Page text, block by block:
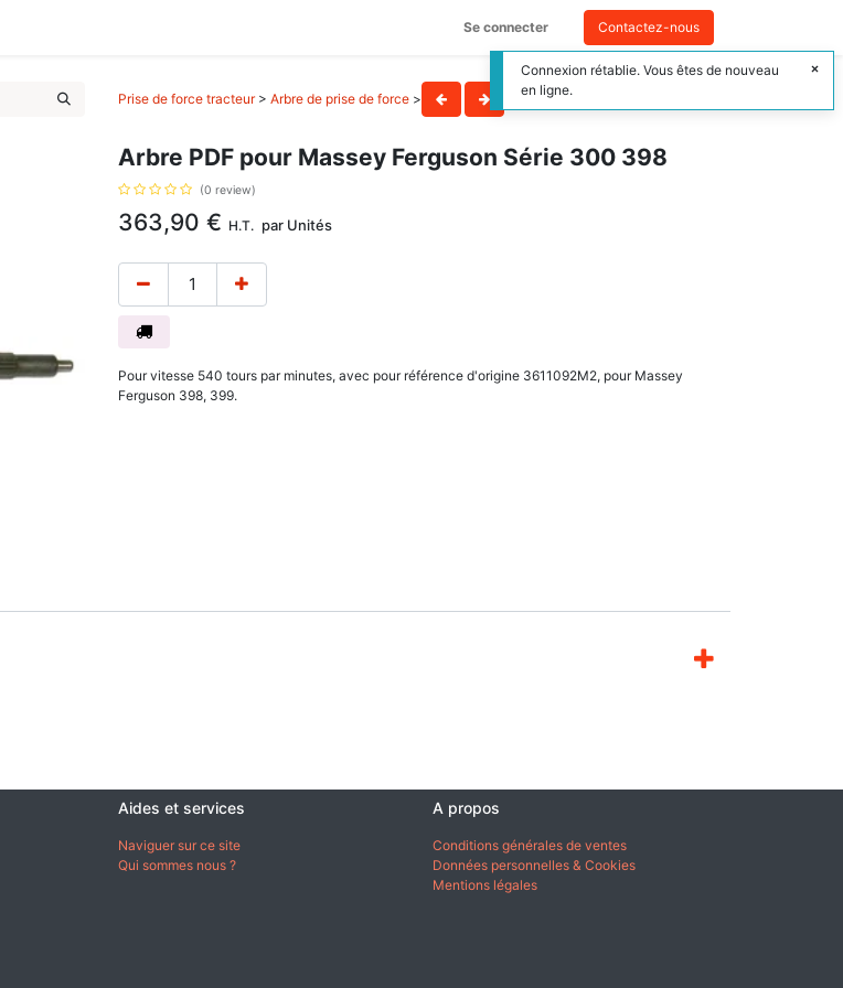
Se connecter Contactez-nous
Prise de force tracteur> Arbre de prise de force >
Arbre PDF pour Massey Ferguson Série 300 398
(0 review)
363,90 € H.T. par Unités
Pour vitesse 540 tours par minutes, avec pour référence d'origine 3611092M2, pour Massey
Ferguson 398, 399.
Aides et services
Naviguer sur ce site
Qui sommes nous ?
A propos
Conditions générales de ventes
Données personnelles & Cookies
Mentions légales
Connexion rétablie. Vous êtes de nouveau
en ligne.